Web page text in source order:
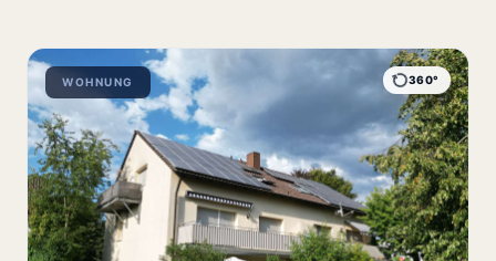
WOHNUNG 360°